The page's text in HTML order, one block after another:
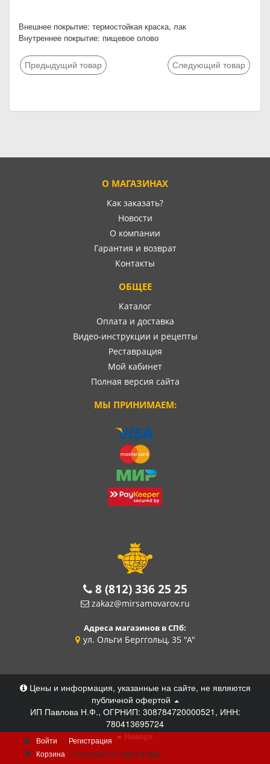
Внешнее покрытие: термостойкая краска, лак
Внутреннее покрытие: пищевое олово
Предыдущий товар Следующий товар
О МАГАЗИНАХ
Как заказать?
Новости
О компании
Гарантия и возврат
Контакты
ОБЩЕЕ
Каталог
Оплата и доставка
Видео-инструкции и рецепты
Реставрация
Мой кабинет
Полная версия сайта
МЫ ПРИНИМАЕМ:
8 (812) 336 25 25
zakaz@mirsamovarov.ru
Адреса магазинов в СПб:
ул. Ольги Берггольц, 35 "А"
Цены и информация, указанные на сайте, не являются
публичной офертой
ИП Павлова Н.Ф., ОГРНИП: 308784720000521, ИНН:
780413695724
Наверх
Войти
Регистрация
Корзина
0 позиций на сумму0 руб.